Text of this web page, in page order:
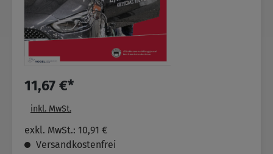
11,67 €*
inkl. MwSt.
exkl. MwSt.: 10,91 €
Versandkostenfrei